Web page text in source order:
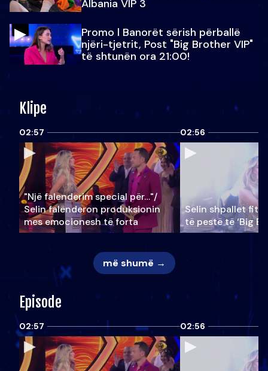
Albania VIP 3
Promo l Banorët sërish përballë
njëri-tjetrit, Post "Big Brother VIP"
të shtunën ora 21:00!
Klipe
02:57
"Një falenderim special për…"/
Selin falënderon produksionin
mes emocionesh të forta
02:56
Selin shpallet
të pestë të ‘Big
më shumë →
Episode
02:57 02:56